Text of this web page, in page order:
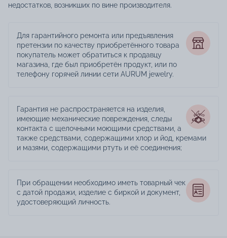
недостатков, возникших по вине производителя.
Для гарантийного ремонта или предъявления
претензии по качеству приобретённого товара
покупатель может обратиться к продавцу
магазина, где был приобретён продукт, или по
телефону горячей линии сети AURUM jewelry.
Гарантия не распространяется на изделия,
имеющие механические повреждения, следы
контакта с щелочными моющими средствами, а
также средствами, содержащими хлор и йод, кремами
и мазями, содержащими ртуть и её соединения;
При обращении необходимо иметь товарный чек
с датой продажи, изделие с биркой и документ,
удостоверяющий личность.